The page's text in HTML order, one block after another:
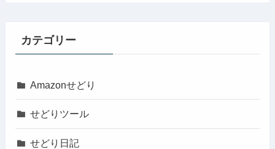
カテゴリー
Amazonせどり
せどりツール
せどり日記